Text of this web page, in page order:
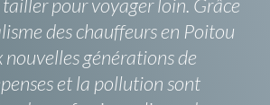
pour voyager loin. Grâce
des chauffeurs en Poitou
générations de
et la pollution sont